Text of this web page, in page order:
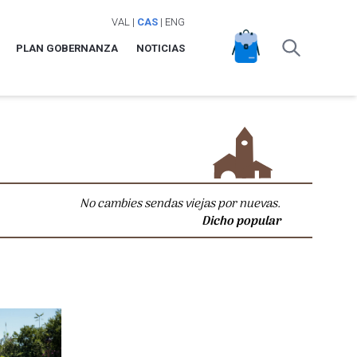
VAL | CAS| ENG
PLAN GOBERNANZA NOTICIAS
No cambies sendas viejas por nuevas.
Dicho popular